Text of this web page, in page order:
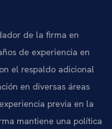
de la firma en
de experiencia en
el respaldo adicional
en diversas áreas
previa en la
mantiene una política